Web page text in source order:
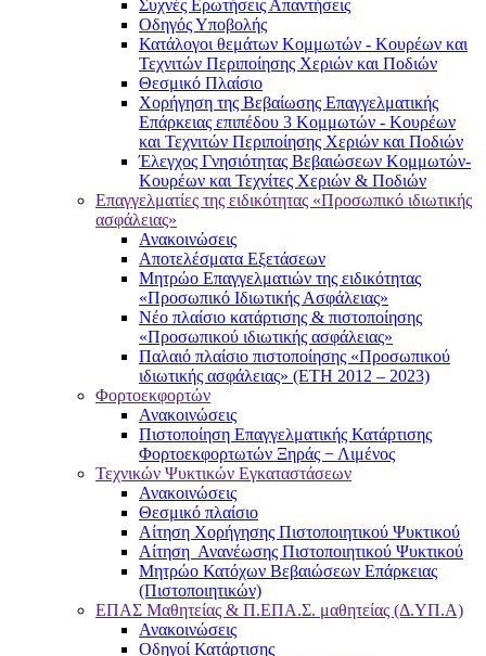
Συχνές Ερωτήσεις Απαντήσεις
Οδηγός Υποβολής
Κατάλογοι θεμάτων Κομμωτών - Κουρέων και
Τεχνιτών Περιποίησης Χεριών και Ποδιών
Θεσμικό Πλαίσιο
Χορήγηση της Βεβαίωσης Επαγγελματικής
Επάρκειας επιπέδου 3 Κομμωτών - Κουρέων
και Τεχνιτών Περιποίησης Χεριών και Ποδιών
Έλεγχος Γνησιότητας Βεβαιώσεων Κομμωτών-
Κουρέων και Τεχνίτες Χεριών & Ποδιών
Επαγγελματίες της ειδικότητας «Προσωπικό ιδιωτικής
ασφάλειας»
Ανακοινώσεις
Αποτελέσματα Εξετάσεων
Μητρώο Επαγγελματιών της ειδικότητας
«Προσωπικό Ιδιωτικής Ασφάλειας»
Νέο πλαίσιο κατάρτισης & πιστοποίησης
«Προσωπικού ιδιωτικής ασφάλειας»
Παλαιό πλαίσιο πιστοποίησης «Προσωπικού
ιδιωτικής ασφάλειας» (ΕΤΗ 2012 – 2023)
Φορτοεκφορτών
Ανακοινώσεις
Πιστοποίηση Επαγγελματικής Κατάρτισης
Φορτοεκφορτωτών Ξηράς − Λιμένος
Τεχνικών Ψυκτικών Εγκαταστάσεων
Ανακοινώσεις
Θεσμικό πλαίσιο
Αίτηση Χορήγησης Πιστοποιητικού Ψυκτικού
Αίτηση Ανανέωσης Πιστοποιητικού Ψυκτικού
Μητρώο Κατόχων Βεβαιώσεων Επάρκειας
(Πιστοποιητικών)
ΕΠΑΣ Μαθητείας & Π.ΕΠΑ.Σ. μαθητείας (Δ.ΥΠ.Α)
Ανακοινώσεις
Oδηγοί Κατάρτισης